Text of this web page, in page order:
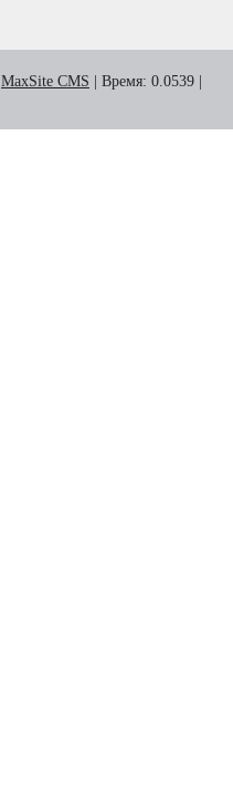
MaxSite CMS | Время: 0.0539 |